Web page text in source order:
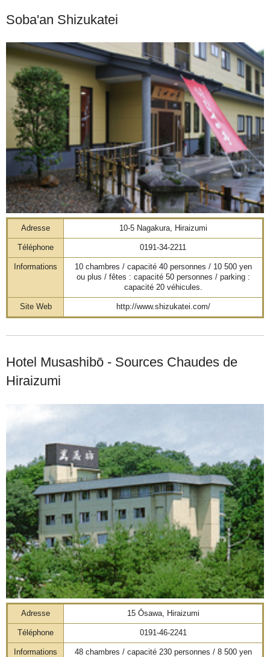
Soba'an Shizukatei
Adresse 10-5 Nagakura, Hiraizumi
Téléphone 0191-34-2211
Informations
10 chambres / capacité 40 personnes / 10 500 yen
ou plus / fêtes : capacité 50 personnes / parking :
capacité 20 véhicules.
Site Web http://www.shizukatei.com/
Hotel Musashibō - Sources Chaudes de
Hiraizumi
Adresse 15 Ōsawa, Hiraizumi
Téléphone 0191-46-2241
Informations
48 chambres / capacité 230 personnes / 8 500 yen